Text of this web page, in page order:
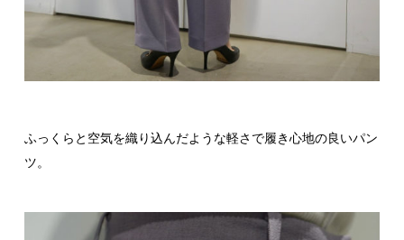
ふっくらと空気を織り込んだような軽さで履き心地の良いパン
ツ。